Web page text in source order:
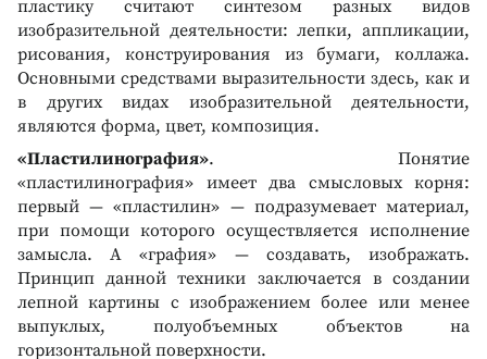
пластику считают синтезом разных видов
изобразительной деятельности: лепки, аппликации,
рисования, конструирования из бумаги, коллажа.
Основными средствами выразительности здесь, как и
в других видах изобразительной деятельности,
являются форма, цвет, композиция.
«Пластилинография». Понятие
«пластилинография» имеет два смысловых корня:
первый — «пластилин» — подразумевает материал,
при помощи которого осуществляется исполнение
замысла. А «графия» — создавать, изображать.
Принцип данной техники заключается в создании
лепной картины с изображением более или менее
выпуклых, полуобъемных объектов на
горизонтальной поверхности.